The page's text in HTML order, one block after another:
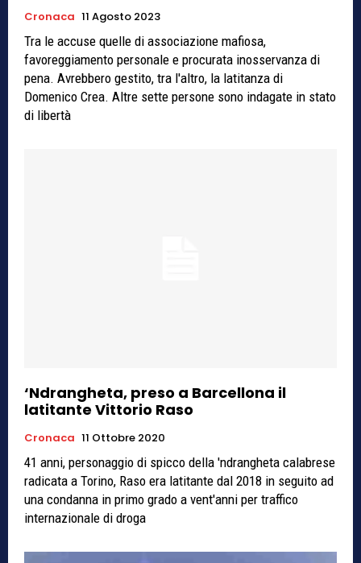
Cronaca 11 Agosto 2023
Tra le accuse quelle di associazione mafiosa,
favoreggiamento personale e procurata inosservanza di
pena. Avrebbero gestito, tra l'altro, la latitanza di
Domenico Crea. Altre sette persone sono indagate in stato
di libertà
‘Ndrangheta, preso a Barcellona il
latitante Vittorio Raso
Cronaca 11 Ottobre 2020
41 anni, personaggio di spicco della 'ndrangheta calabrese
radicata a Torino, Raso era latitante dal 2018 in seguito ad
una condanna in primo grado a vent'anni per traffico
internazionale di droga